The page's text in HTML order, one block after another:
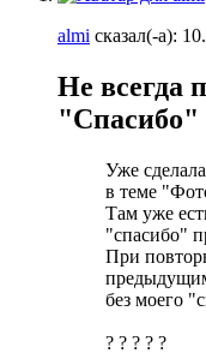
almi сказал(-а):
Не всегда
"Спасибо"
Уже
в теме
Там уже
"спасибо"
При
без моего
? ? ? ? ?